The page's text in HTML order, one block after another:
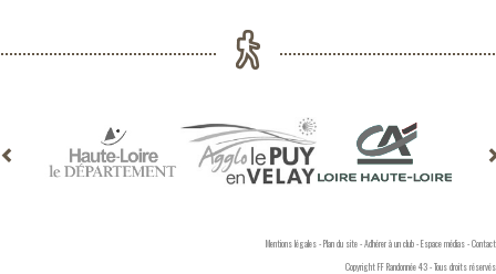
Mentions légales-Plan du site-Adhérer à un club-Espace médias-Contact
Copyright FF Randonnée 43 - Tous droits réservés